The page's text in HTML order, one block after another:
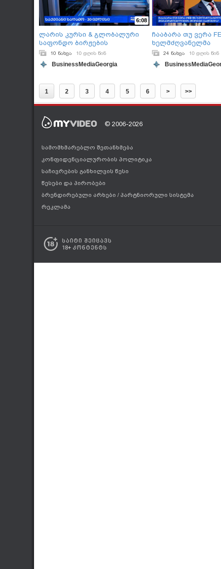
6:08
ლარის კურსი & გლობალური
საფონდო ბირჟების
მიმოხილვა / 30.07.2026
10 ნახვა 10 დღის წინ
BusinessMediaGeorgia
ჩააბარა თუ ვერა
ხელმძღვანელმა
მიუკერძოებლობის
გამოცდა?
24 ნახვა 10 დღის წინ
1 2 3 4 5 6 > >>
© 2006-2026
სამომხმარებლო შეთანხმება
კონფიდენციალურობის პოლიტიკა
საჩივრების განხილვის წესი
წესები და პირობები
ბრენდირებული არხები / პარტნიორული სისტემა
რეკლამა